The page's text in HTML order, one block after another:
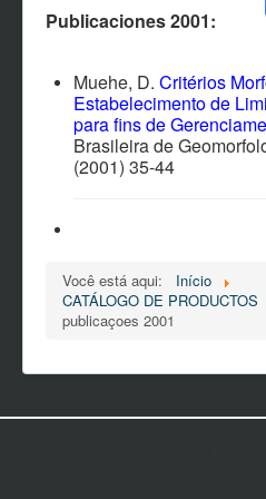
CONTACTO
PARTICIPANTES
MATERIAL MULTIMEDIA
Publicaciones 2001:
Muehe, D. Critérios
Estabelecimento de
para fins de
Brasileira de
(2001) 35-44
Você está aqui:
Início
CATÁLOGO DE PRODUCTOS
publicaçoes 2001